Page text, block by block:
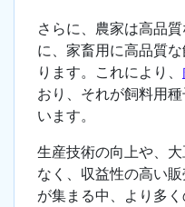
さらに、農家は高品
に、家畜用に高品質
ります。これにより、
おり、それが飼料用
います。
生産技術の向上や、
なく、収益性の高い
が集まる中、より多